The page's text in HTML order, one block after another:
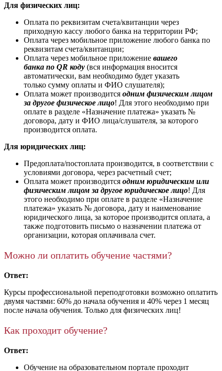
Для физических лиц:
Оплата по реквизитам счета/квитанции через
приходную кассу любого банка на территории РФ;
Оплата через мобильное приложение любого банка по
реквизитам счета/квитанции;
Оплата через мобильное приложение вашего
банка по QR коду (вся информация вносится
автоматически, вам необходимо будет указать
только сумму оплаты и ФИО слушателя);
Оплата может производится одним физическим лицом
за другое физическое лицо! Для этого необходимо при
оплате в разделе «Назначение платежа» указать №
договора, дату и ФИО лица/слушателя, за которого
производится оплата.
Для юридических лиц:
Предоплата/постоплата производится, в соответствии с
условиями договора, через расчетный счет;
Оплата может производится одним юридическим или
физическим лицом за другое юридическое лицо! Для
этого необходимо при оплате в разделе «Назначение
платежа» указать № договора, дату и наименование
юридического лица, за которое производится оплата, а
также подготовить письмо о назначении платежа от
организации, которая оплачивала счет.
Можно ли оплатить обучение частями?
Ответ:
Курсы профессиональной переподготовки возможно оплатить
двумя частями: 60% до начала обучения и 40% через 1 месяц
после начала обучения. Только для физических лиц!
Как проходит обучение?
Ответ:
Обучение на образовательном портале проходит